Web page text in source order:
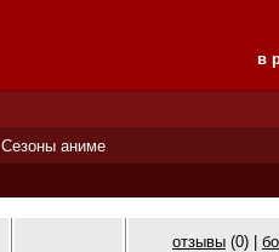
в
Сезоны аниме
отзывы (0) |